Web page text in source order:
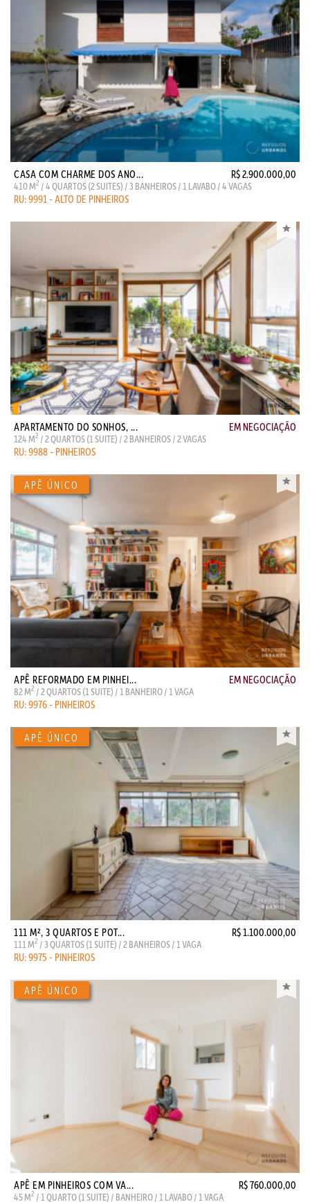
CASA COM CHARME DOS ANO... R$ 2.900.000,00
410 M2 / 4 QUARTOS (2 SUITES) / 3 BANHEIROS / 1 LAVABO / 4 VAGAS
RU: 9991 - ALTO DE PINHEIROS
APARTAMENTO DO SONHOS, ... EM NEGOCIAÇÃO
124 M2 / 2 QUARTOS (1 SUITE) / 2 BANHEIROS / 2 VAGAS
RU: 9988 - PINHEIROS
APÊ REFORMADO EM PINHEI... EM NEGOCIAÇÃO
82 M2 / 2 QUARTOS (1 SUITE) / 1 BANHEIRO / 1 VAGA
RU: 9976 - PINHEIROS
111 M², 3 QUARTOS E POT... R$ 1.100.000,00
111 M2 / 3 QUARTOS (1 SUITE) / 2 BANHEIROS / 1 VAGA
RU: 9975 - PINHEIROS
APÊ EM PINHEIROS COM VA... R$ 760.000,00
45 M2 / 1 QUARTO (1 SUITE) / BANHEIRO / 1 LAVABO / 1 VAGA